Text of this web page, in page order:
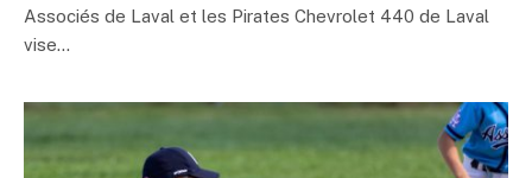
Associés de Laval et les Pirates Chevrolet 440 de Laval
vise…